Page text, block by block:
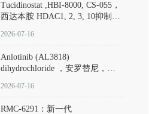
Tucidinostat ,HBI-8000, CS-055，
西达本胺 HDAC1, 2, 3, 10抑制剂
D808567) - DKM活性分子
2026-07-16
Anlotinib (AL3818)
dihydrochloride ，安罗替尼，
Hydrochloride实验方法步骤SOP
2026-07-16
RMC-6291：新一代